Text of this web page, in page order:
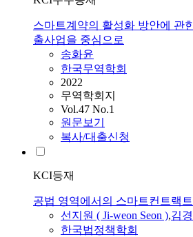
스마트계약의 활성화 방안에 관
출사업을 중심으로
송화윤
한국무역학회
2022
무역학회지
Vol.47 No.1
원문보기
복사/대출신청
KCI등재
공법 영역에서의 스마트컨트랙
선지원 ( Ji-weon Seon ),김
한국법정책학회